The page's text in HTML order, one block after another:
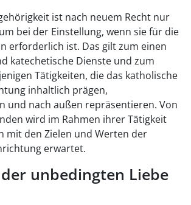
ist nach neuem Recht nur
bei der Einstellung, wenn sie für die
erforderlich ist. Das gilt zum einen
katechetische Dienste und zum
Tätigkeiten, die das katholische
inhaltlich prägen,
und nach außen repräsentieren. Von
wird im Rahmen ihrer Tätigkeit
mit den Zielen und Werten der
erwartet.
unbedingten Liebe